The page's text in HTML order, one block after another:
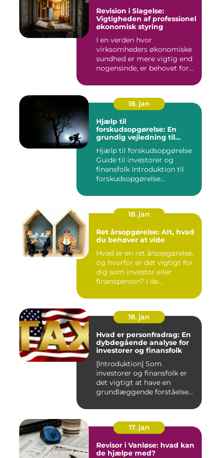
Revision i Slagelse:
Vigtigheden af professionel
økonomisk styring
I en verden hvor
virksomheders økonomiske
sundhed er mere vigtig end
nogensinde, er behovet for
18. jan
Hjælp til
forskudsopgørelse: En
grundig vejledning til
Hjælp til forskudsopgørelse
Guide til investorer og
finansfolk Introduktion til
forskudsopgørelse...
18. jan
Ret årsopgørelse: Alt, hvad
du behøver at vide
Hvad er en ret årsopgørelse,
og hvorfor er det vigtigt for
dig som investor eller
finansperson? I de...
18. jan
Hvad er personfradrag: En
dybdegående analyse for
investorer og finansfolk
[Introduktion] Som
investorer og finansfolk er
det vigtigt at have en
grundlæggende forståelse
17. jan
Revisor i Vanløse: hvad kan
de hjælpe med?